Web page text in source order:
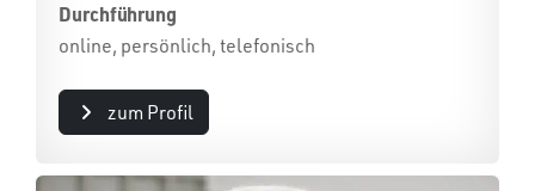
Durchführung
online, persönlich, telefonisch
zum Profil